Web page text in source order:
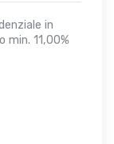
in
min. 11,00%